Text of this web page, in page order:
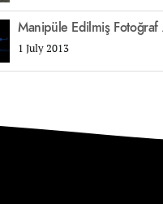
Manipüle Edilmiş Fotoğraf
1 July 2013